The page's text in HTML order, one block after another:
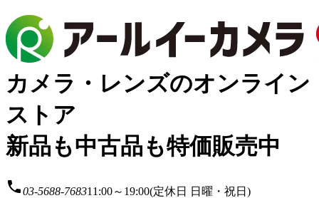
カメラ・レンズのオンライン
ストア
新品も中古品も特価販売中
local_phone03-5688-768311:00～19:00(定休日 日曜・祝日)